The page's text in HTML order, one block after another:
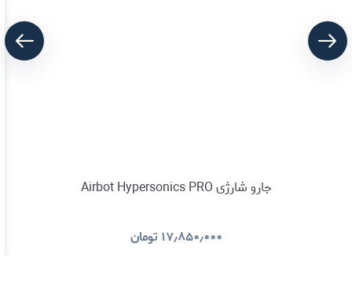
جارو شارژی Airbot Hypersonics PRO
۱۷٫۸۵۰٫۰۰۰ تومان